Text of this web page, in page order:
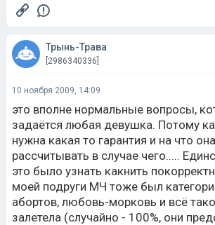
Трынь-Трава
[2986340336]
10 ноября 2009, 14:09
это вполне нормальные вопросы,
задаётся любая девушка. Потому
нужна какая то гарантия и на что
рассчитывать в случае чего.....
это было узнать какнить
моей подруги МЧ тоже был
абортов, любовь-морковь и всё
залетела (случайно - 100%, они